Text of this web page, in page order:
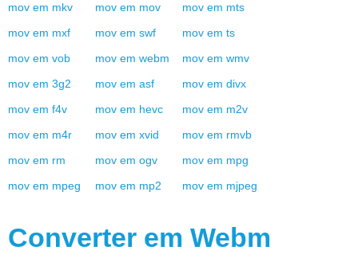
mov em mkv mov em mov mov em mts
mov em mxf mov em swf mov em ts
mov em vob mov em webm mov em wmv
mov em 3g2 mov em asf mov em divx
mov em f4v mov em hevc mov em m2v
mov em m4r mov em xvid mov em rmvb
mov em rm mov em ogv mov em mpg
mov em mpeg mov em mp2 mov em mjpeg
Converter em Webm